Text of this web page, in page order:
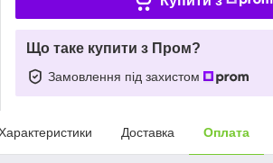
Що таке купити з Пром?
Замовлення під захистом
Доставка Оплата